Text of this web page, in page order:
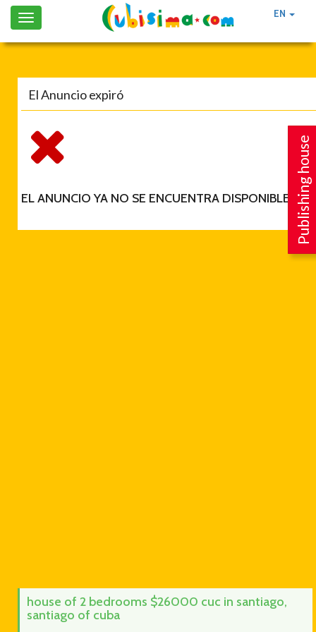
EN
Toggle
navigation
Publishing house
El Anuncio expiró
EL ANUNCIO YA NO SE ENCUENTRA DISPONIBLE.
house of 2 bedrooms $26000 cuc in santiago,
santiago of cuba